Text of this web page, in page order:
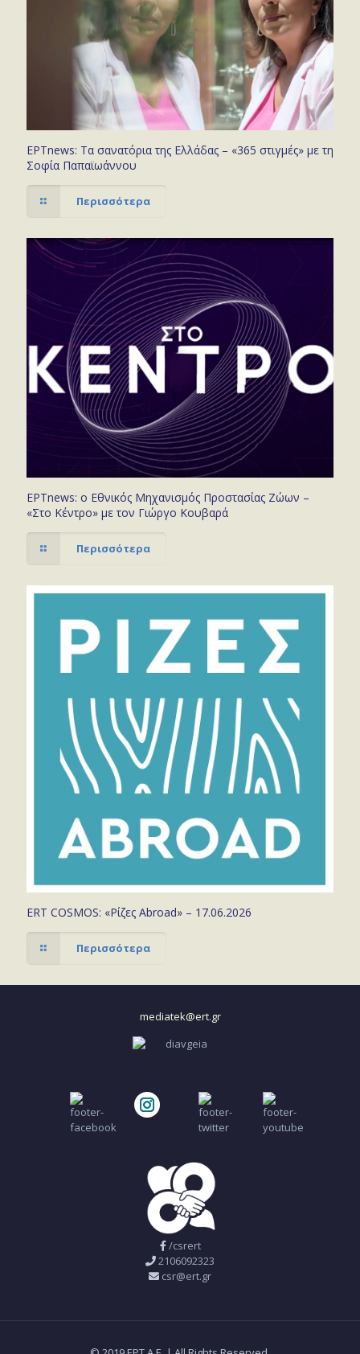
ΕΡΤnews: Τα σανατόρια της Ελλάδας – «365 στιγμές» με τη
Σοφία Παπαϊωάννου
Περισσότερα
ΕΡΤnews: ο Εθνικός Μηχανισμός Προστασίας Ζώων –
«Στο Κέντρο» με τον Γιώργο Κουβαρά
Περισσότερα
ERT COSMOS: «Ρίζες Abroad» – 17.06.2026
Περισσότερα
mediatek@ert.gr
/csrert
2106092323
csr@ert.gr